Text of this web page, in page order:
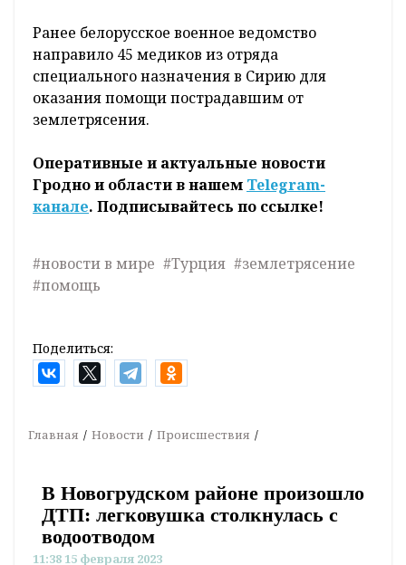
Ранее белорусское военное ведомство
направило 45 медиков из отряда
специального назначения в Сирию для
оказания помощи пострадавшим от
землетрясения.
Оперативные и актуальные новости
Гродно и области в нашем Telegram-
канале. Подписывайтесь по ссылке!
#новости в мире #Турция #землетрясение
#помощь
Поделиться:
Главная Новости Происшествия
В Новогрудском районе произошло
ДТП: легковушка столкнулась с
водоотводом
11:38 15 февраля 2023